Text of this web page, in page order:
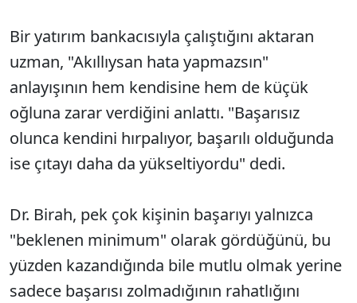
Bir yatırım bankacısıyla çalıştığını aktaran
uzman, "Akıllıysan hata yapmazsın"
anlayışının hem kendisine hem de küçük
oğluna zarar verdiğini anlattı. "Başarısız
olunca kendini hırpalıyor, başarılı olduğunda
ise çıtayı daha da yükseltiyordu" dedi.
Dr. Birah, pek çok kişinin başarıyı yalnızca
"beklenen minimum" olarak gördüğünü, bu
yüzden kazandığında bile mutlu olmak yerine
sadece başarısı zolmadığının rahatlığını